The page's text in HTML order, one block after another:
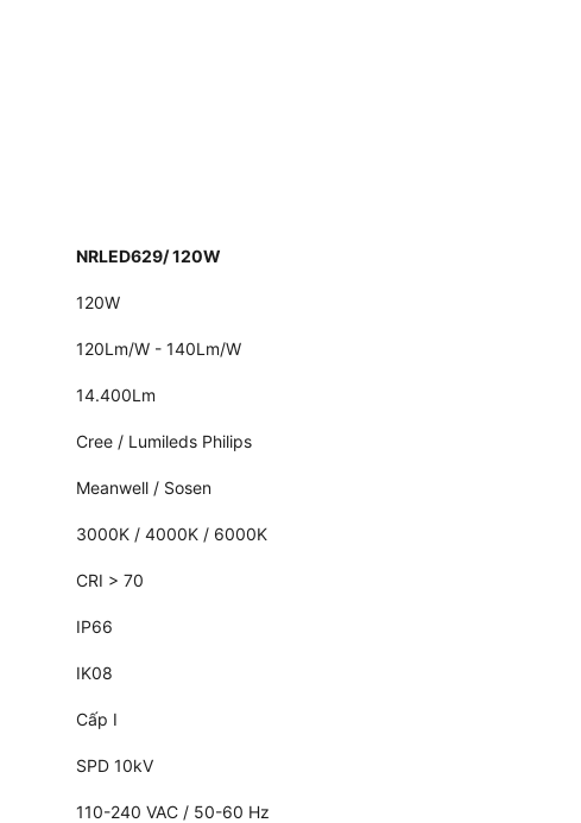
NRLED629/ 120W
120W
120Lm/W - 140Lm/W
14.400Lm
Cree / Lumileds Philips
Meanwell / Sosen
3000K / 4000K / 6000K
CRI > 70
IP66
IK08
Cấp I
SPD 10kV
110-240 VAC / 50-60 Hz